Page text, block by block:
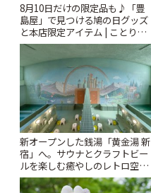
8月10日だけの限定品も♪「豊
島屋」で見つける鳩の日グッズ
と本店限定アイテム | ことりっ
ぷ
新オープンした銭湯「黄金湯 新
宿」へ。サウナとクラフトビー
ルを楽しむ癒やしのレトロ空間
| ことりっぷ